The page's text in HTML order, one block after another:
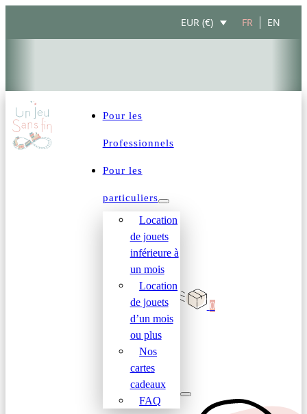
EUR (€) FR EN
Pour les
Professionnels
Pour les
particuliers
Location
de jouets
inférieure à
un mois
Location
de jouets
d’un mois
ou plus
Nos
cartes
cadeaux
FAQ
0